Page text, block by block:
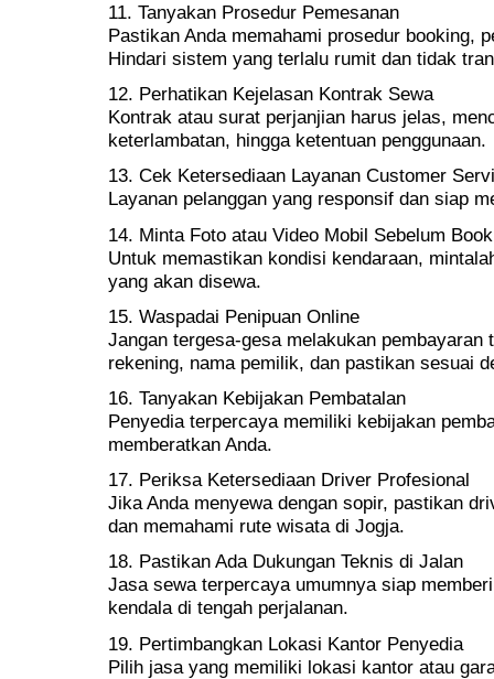
11. Tanyakan Prosedur Pemesanan
Pastikan Anda memahami prosedur booking,
Hindari sistem yang terlalu rumit dan tidak
12. Perhatikan Kejelasan Kontrak Sewa
Kontrak atau surat perjanjian harus jelas,
keterlambatan, hingga ketentuan penggunaan.
13. Cek Ketersediaan Layanan Customer
Layanan pelanggan yang responsif dan siap
14. Minta Foto atau Video Mobil Sebelum
Untuk memastikan kondisi kendaraan,
yang akan disewa.
15. Waspadai Penipuan Online
Jangan tergesa-gesa melakukan
rekening, nama pemilik, dan pastikan sesuai
16. Tanyakan Kebijakan Pembatalan
Penyedia terpercaya memiliki kebijakan
memberatkan Anda.
17. Periksa Ketersediaan Driver Profesional
Jika Anda menyewa dengan sopir, pastikan
dan memahami rute wisata di Jogja.
18. Pastikan Ada Dukungan Teknis di Jalan
Jasa sewa terpercaya umumnya siap
kendala di tengah perjalanan.
19. Pertimbangkan Lokasi Kantor Penyedia
Pilih jasa yang memiliki lokasi kantor atau